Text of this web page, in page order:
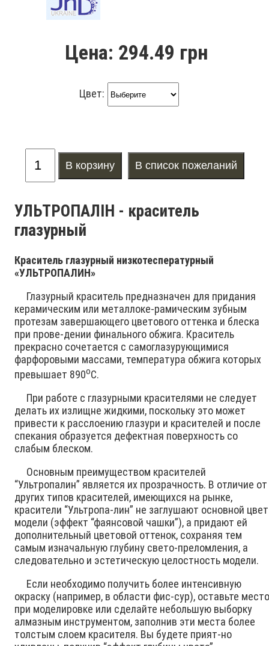
Цена: 294.49 грн
Цвет:
УЛЬТРОПАЛІН - краситель
глазурный
Краситель глазурный низкотеспературный
«УЛЬТРОПАЛИН»
Глазурный краситель предназначен для придания
керамическим или металлоке-рамическим зубным
протезам завершающего цветового оттенка и блеска
при прове-дении финального обжига. Краситель
прекрасно сочетается с самоглазурующимися
фарфоровыми массами, температура обжига которых
превышает 890оС.
При работе с глазурными красителями не следует
делать их излищне жидкими, поскольку это может
привести к расслоению глазури и красителей и после
спекания образуется дефектная поверхность со
слабым блеском.
Основным преимуществом красителей
“Ультропалин” является их прозрачность. В отличие от
других типов красителей, имеющихся на рынке,
красители “Ультропа-лин” не заглушают основной цвет
модели (эффект “фаянсовой чашки”), а придают ей
дополнительный цветовой оттенок, сохраняя тем
самым изначальную глубину свето-преломления, а
следовательно и эстетическую целостность модели.
Если необходимо получить более интенсивную
окраску (например, в области фис-сур), оставьте
при моделировке или сделайте небольшую выборку
алмазным инструментом, заполнив эти места более
толстым слоем красителя. Вы будете прият-но